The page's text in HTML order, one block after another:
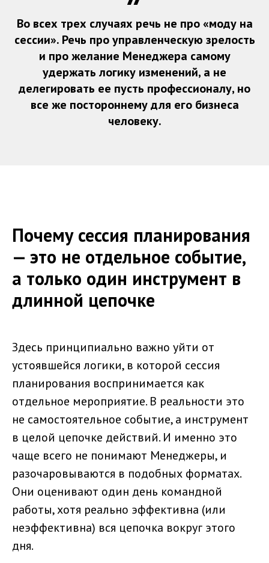
Во всех трех случаях речь не про «моду на
сессии». Речь про управленческую зрелость
и про желание Менеджера самому
удержать логику изменений, а не
делегировать ее пусть профессионалу, но
все же постороннему для его бизнеса
человеку.
Почему сессия планирования
— это не отдельное событие,
а только один инструмент в
длинной цепочке
Здесь принципиально важно уйти от
устоявшейся логики, в которой сессия
планирования воспринимается как
отдельное мероприятие. В реальности это
не самостоятельное событие, а инструмент
в целой цепочке действий. И именно это
чаще всего не понимают Менеджеры, и
разочаровываются в подобных форматах.
Они оценивают один день командной
работы, хотя реально эффективна (или
неэффективна) вся цепочка вокруг этого
дня.